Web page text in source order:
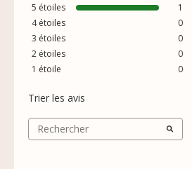
5 étoiles
1
4étoiles
0
3 étoiles
0
2 étoiles
0
1 étoile 0
Trier les avis